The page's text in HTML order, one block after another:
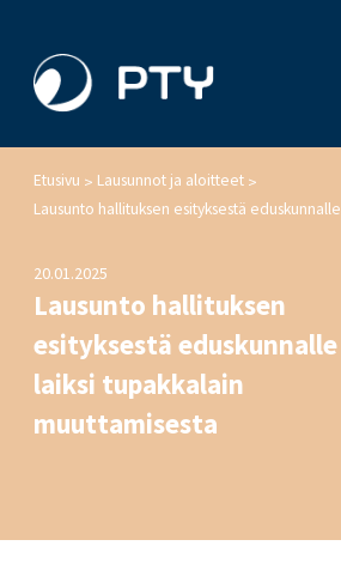
Etusivu > Lausunnot ja aloitteet >
20.01.2025
Lausunto hallituksen
esityksestä eduskunnalle
laiksi tupakkalain
muuttamisesta